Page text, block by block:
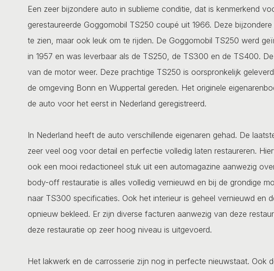
Een zeer bijzondere auto in sublieme conditie, dat is kenmerkend
gerestaureerde Goggomobil TS250 coupé uit 1966. Deze
te zien, maar ook leuk om te rijden. De Goggomobil TS250 werd
in 1957 en was leverbaar als de TS250, de TS300 en de TS400.
van de motor weer. Deze prachtige TS250 is oorspronkelijk
de omgeving Bonn en Wuppertal gereden. Het originele
de auto voor het eerst in Nederland geregistreerd.
In Nederland heeft de auto verschillende eigenaren gehad. De
zeer veel oog voor detail en perfectie volledig laten restaureren.
ook een mooi redactioneel stuk uit een automagazine aanwezig
body-off restauratie is alles volledig vernieuwd en bij de grondige
naar TS300 specificaties. Ook het interieur is geheel vernieuwd en
opnieuw bekleed. Er zijn diverse facturen aanwezig van deze
deze restauratie op zeer hoog niveau is uitgevoerd.
Het lakwerk en de carrosserie zijn nog in perfecte nieuwstaat. Ook